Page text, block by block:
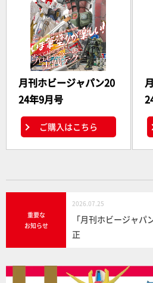
月刊ホビージャパン20
24年9月号
ご購入はこちら
重要な
お知らせ
2026.07.25
「月刊ホビージャ
正